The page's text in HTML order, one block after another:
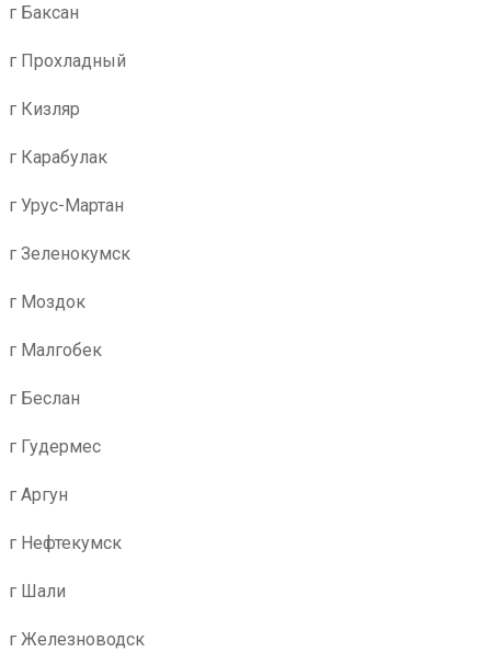
г Баксан
г Прохладный
г Кизляр
г Карабулак
г Урус-Мартан
г Зеленокумск
г Моздок
г Малгобек
г Беслан
г Гудермес
г Аргун
г Нефтекумск
г Шали
г Железноводск